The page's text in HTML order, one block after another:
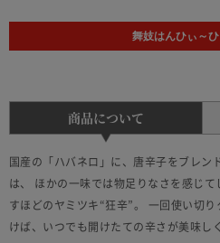
舞妓はんひぃ～
商品について
国産の「ハバネロ」に、唐辛子をブレン
は、 ほかの一味では物足りなさを感じ
すほどのヤミツキ“狂辛”。 一回使い切
けば、いつでも開けたての辛さが美味し